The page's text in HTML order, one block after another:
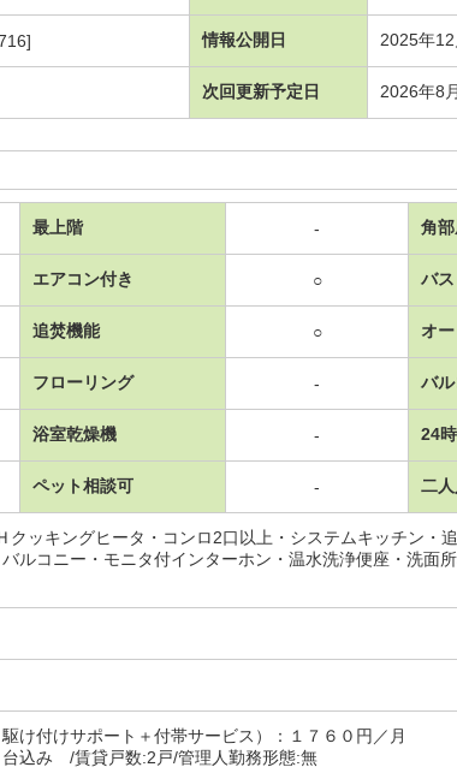
情報公開日 2025年
次回更新予定日 2026年8
最上階 - 角
エアコン付き ○ バ
追焚機能 ○ オ
フローリング - バ
浴室乾燥機 - 24
ペット相談可 - 二
クッキングヒータ・コンロ2口以上・システムキッチン・
ルコニー・モニタ付インターホン・温水洗浄便座・洗面
駆け付けサポート＋付帯サービス）：１７６０円／
込み /賃貸戸数:2戸/管理人勤務形態:無